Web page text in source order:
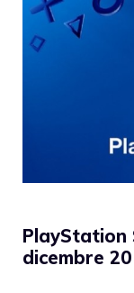
PlayStation
dicembre